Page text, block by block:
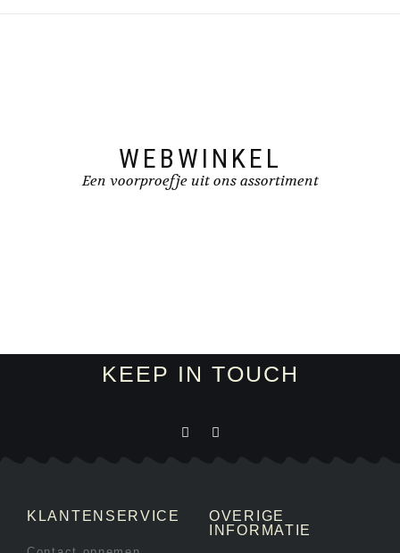
WEBWINKEL
Een voorproefje uit ons assortiment
KEEP IN TOUCH
KLANTENSERVICE
OVERIGE
INFORMATIE